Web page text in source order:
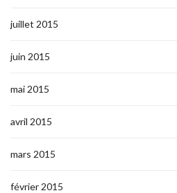
juillet 2015
juin 2015
mai 2015
avril 2015
mars 2015
février 2015